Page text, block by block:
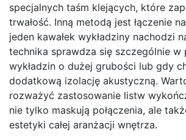
specjalnych taśm klejących, które
trwałość. Inną metodą jest łączenie
jeden kawałek wykładziny nachodzi
technika sprawdza się szczególnie w
wykładzin o dużej grubości lub gdy
dodatkową izolację akustyczną.
rozważyć zastosowanie listw
nie tylko maskują połączenia, ale
estetyki całej aranżacji wnętrza.